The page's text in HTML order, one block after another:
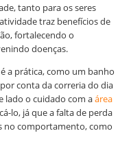
tanto para os seres
traz benefícios de
fortalecendo o
doenças.
a prática, como um banho
conta da correria do dia
lado o cuidado com aárea
lo, já que a falta de perda
no comportamento, como